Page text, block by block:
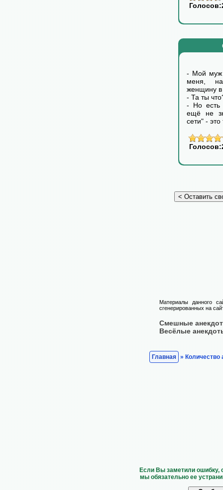
- Мой муж
меня,
женщину
- Та ты
- Но есть
ещё не
сети" -
Материалы данного
сгенерированных на
Смешные
Весёлые
Главная » Количество
Если Вы заметили ошибку,
мы обязательно ее